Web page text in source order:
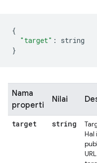
{
"target" :
string
}
Nama
properti
Nilai
target string
Hal